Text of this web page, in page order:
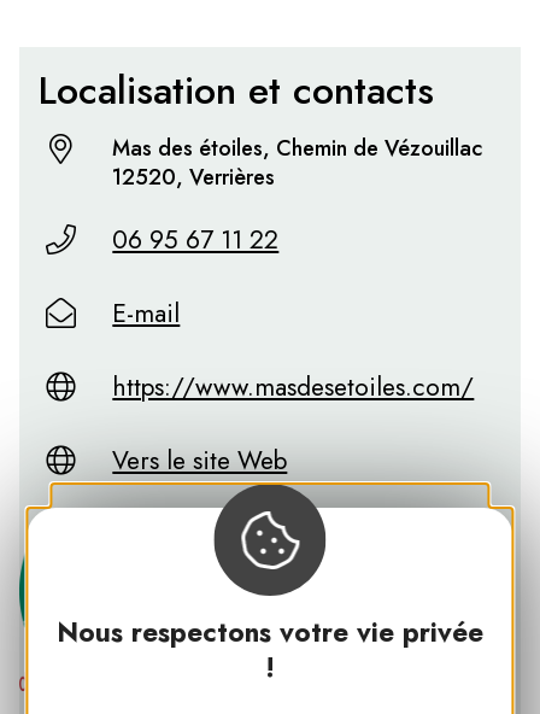
Nous respectons votre vie privée
!
Localisation et contacts
Mas des étoiles, Chemin de Vézouillac
12520, Verrières
06 95 67 11 22
E-mail
https://www.masdesetoiles.com/
Vers le site Web